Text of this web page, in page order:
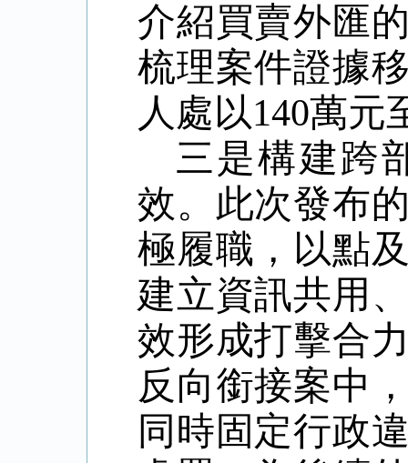
介紹買賣外匯
梳理案件證據
人處以140萬元
三是構建跨
效。此次發布
極履職，以點
建立資訊共用
效形成打擊合
反向銜接案中
同時固定行政